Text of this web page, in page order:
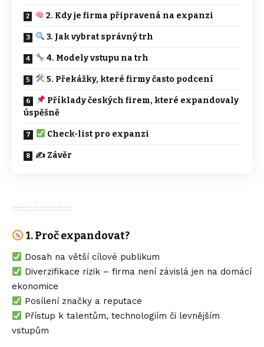
2. Kdy je firma připravená na expanzi
3. Jak vybrat správný trh
4. Modely vstupu na trh
5. Překážky, které firmy často podcení
Příklady českých firem, které expandovaly
úspěšně
Check-list pro expanzi
✍️ Závěr
1. Proč expandovat?
Dosah na větší cílové publikum
Diverzifikace rizik – firma není závislá jen na domácí
ekonomice
Posílení značky a reputace
Přístup k talentům, technologiím či levnějším
vstupům